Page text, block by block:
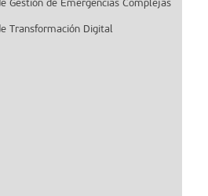
Gestión de Emergencias Complejas
Transformación Digital